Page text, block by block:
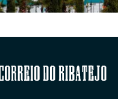
Correio do Ribatejo